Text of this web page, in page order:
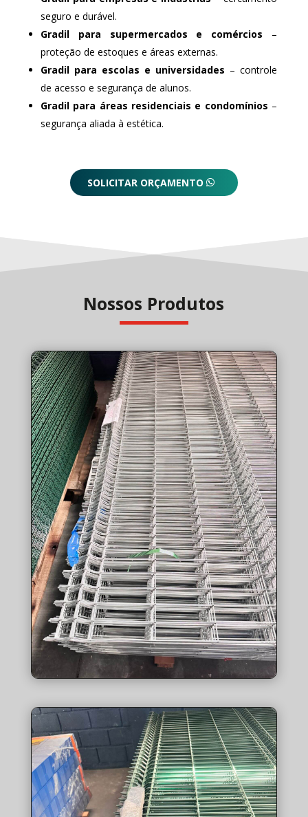
seguro e durável.
Gradil para supermercados e comércios –
proteção de estoques e áreas externas.
Gradil para escolas e universidades – controle
de acesso e segurança de alunos.
Gradil para áreas residenciais e condomínios –
segurança aliada à estética.
SOLICITAR ORÇAMENTO
Nossos Produtos